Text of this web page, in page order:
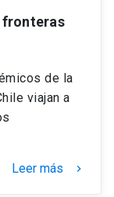
fronteras
de la
viajan a
Leer más keyboard_arrow_right